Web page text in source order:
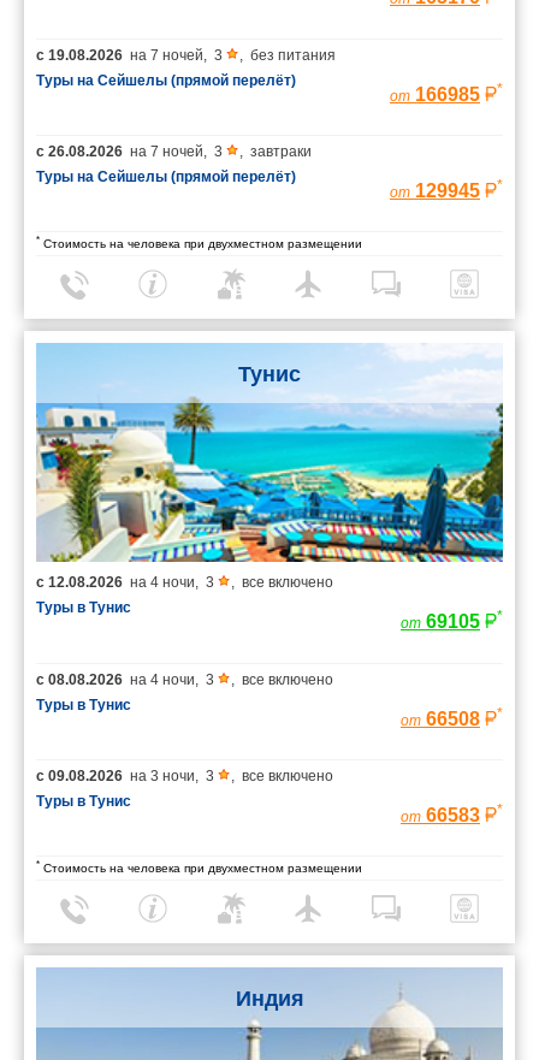
с 19.08.2026 на 7 ночей 3
без питания
Туры на Сейшелы (прямой перелёт)
от 166985 *
с 26.08.2026 на 7 ночей 3
завтраки
Туры на Сейшелы (прямой перелёт)
от 129945 *
* Стоимость на человека при двухместном размещении
Тунис
с 12.08.2026 на 4 ночи, 3 , все включено
Туры в Тунис
от 69105 *
с 08.08.2026 на 4 ночи, 3 , все включено
Туры в Тунис
от 66508 *
с 09.08.2026 на 3 ночи, 3 , все включено
Туры в Тунис
от 66583 *
* Стоимость на человека при двухместном размещении
Индия